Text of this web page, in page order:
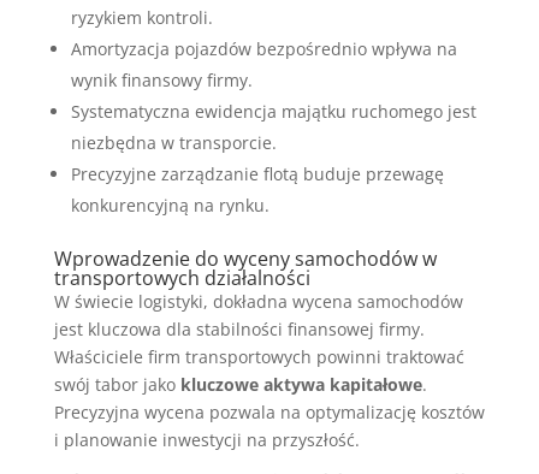
ryzykiem kontroli.
Amortyzacja pojazdów bezpośrednio wpływa na
wynik finansowy firmy.
Systematyczna ewidencja majątku ruchomego jest
niezbędna w transporcie.
Precyzyjne zarządzanie flotą buduje przewagę
konkurencyjną na rynku.
Wprowadzenie do wyceny samochodów w
transportowych działalności
W świecie logistyki, dokładna wycena samochodów
jest kluczowa dla stabilności finansowej firmy.
Właściciele firm transportowych powinni traktować
swój tabor jako kluczowe aktywa kapitałowe.
Precyzyjna wycena pozwala na optymalizację kosztów
i planowanie inwestycji na przyszłość.